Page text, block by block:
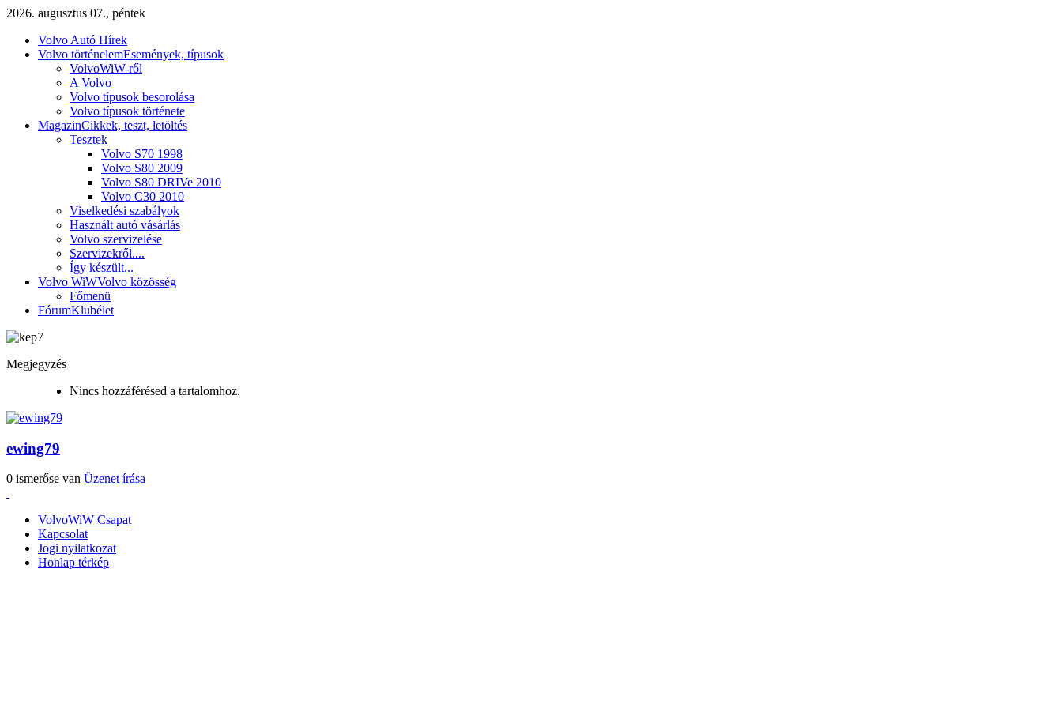
2026. augusztus 07., péntek
Volvo Autó Hírek
Volvo történelemEsemények, típusok
VolvoWiW-ről
A Volvo
Volvo típusok besorolása
Volvo típusok története
MagazinCikkek, teszt, letöltés
Tesztek
Volvo S70 1998
Volvo S80 2009
Volvo S80 DRIVe 2010
Volvo C30 2010
Viselkedési szabályok
Használt autó vásárlás
Volvo szervizelése
Szervizekről....
Így készült...
Volvo WiWVolvo közösség
Főmenü
FórumKlubélet
Megjegyzés
Nincs hozzáférésed a tartalomhoz.
ewing79
0 ismerőse van Üzenet írása
VolvoWiW Csapat
Kapcsolat
Jogi nyilatkozat
Honlap térkép